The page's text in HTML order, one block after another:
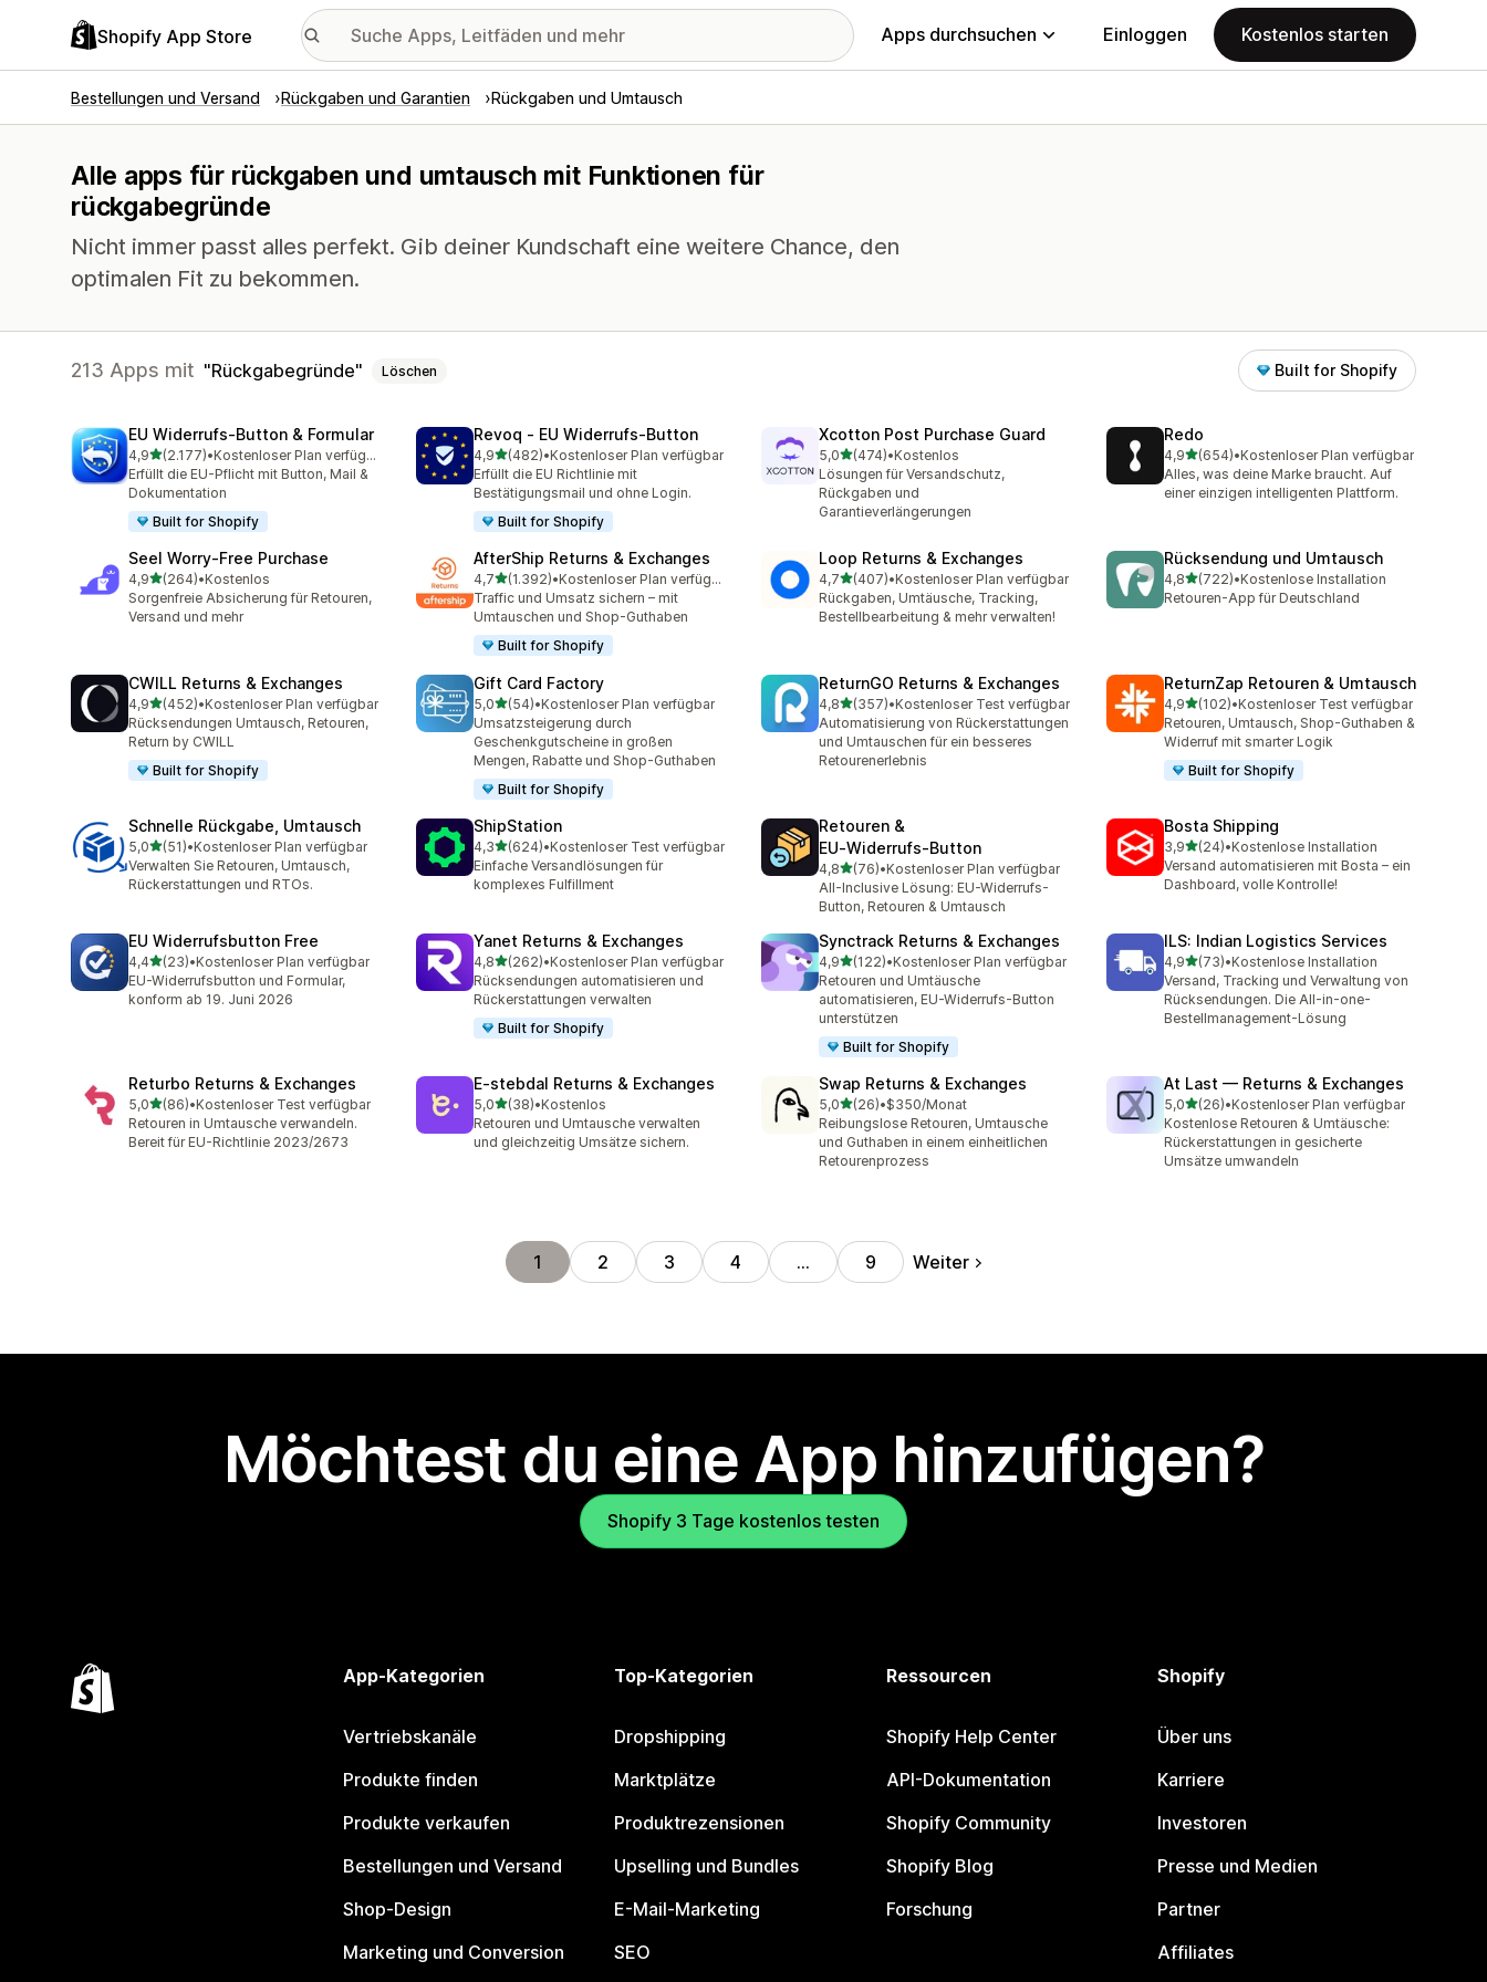
Shopify App Store Apps durchsuchen Einloggen Kostenlos starten
Bestellungen und Versand Rückgaben und Garantien Rückgaben und Umtausch
Alle apps für rückgaben und umtausch mit Funktionen für
rückgabegründe
Nicht immer passt alles perfekt. Gib deiner Kundschaft eine weitere Chance, den
optimalen Fit zu bekommen.
213 Apps mit Rückgabegründe Löschen Built for Shopify
EU Widerrufs‑Button & Formular
4,9von 5 Sternen
(2.177)
2177 Rezensionen insgesamt
•
Kostenloser Plan verfügbar
Erfüllt die EU-Pflicht mit Button, Mail &
Dokumentation
Built for Shopify
Revoq ‑ EU Widerrufs‑Button
4,9von 5 Sternen
(482)
482 Rezensionen insgesamt
•Kostenloser Plan verfügbar
Erfüllt die EU Richtlinie mit
Bestätigungsmail und ohne Login.
Built for Shopify
Xcotton Post Purchase Guard
5,0von 5 Sternen
(474)
474 Rezensionen insgesamt
•Kostenlos
Lösungen für Versandschutz,
Rückgaben und
Garantieverlängerungen
Redo
4,9von 5 Sternen
(654)
654 Rezensionen insgesamt
•Kostenloser Plan verfügbar
Alles, was deine Marke braucht. Auf
einer einzigen intelligenten Plattform.
Seel Worry‑Free Purchase
4,9von 5 Sternen
(264)
264 Rezensionen insgesamt
•Kostenlos
Sorgenfreie Absicherung für Retouren,
Versand und mehr
AfterShip Returns & Exchanges
4,7von 5 Sternen
(1.392)
1392 Rezensionen insgesamt
•
Kostenloser Plan verfügbar
Traffic und Umsatz sichern – mit
Umtauschen und Shop-Guthaben
Built for Shopify
Loop Returns & Exchanges
4,7von 5 Sternen
(407)
407 Rezensionen insgesamt
•Kostenloser Plan verfügbar
Rückgaben, Umtäusche, Tracking,
Bestellbearbeitung & mehr verwalten!
Rücksendung und Umtausch
4,8von 5 Sternen
(722)
722 Rezensionen insgesamt
•Kostenlose Installation
Retouren-App für Deutschland
CWILL Returns & Exchanges
4,9von 5 Sternen
(452)
452 Rezensionen insgesamt
•Kostenloser Plan verfügbar
Rücksendungen Umtausch, Retouren,
Return by CWILL
Built for Shopify
Gift Card Factory
5,0von 5 Sternen
(54)
54 Rezensionen insgesamt
•Kostenloser Plan verfügbar
Umsatzsteigerung durch
Geschenkgutscheine in großen
Mengen, Rabatte und Shop-Guthaben
Built for Shopify
ReturnGO Returns & Exchanges
4,8von 5 Sternen
(357)
357 Rezensionen insgesamt
•Kostenloser Test verfügbar
Automatisierung von Rückerstattungen
und Umtauschen für ein besseres
Retourenerlebnis
ReturnZap Retouren & Umtausch
4,9von 5 Sternen
(102)
102 Rezensionen insgesamt
•Kostenloser Test verfügbar
Retouren, Umtausch, Shop-Guthaben &
Widerruf mit smarter Logik
Built for Shopify
Schnelle Rückgabe, Umtausch
5,0von 5 Sternen
(51)
51 Rezensionen insgesamt
•Kostenloser Plan verfügbar
Verwalten Sie Retouren, Umtausch,
Rückerstattungen und RTOs.
ShipStation
4,3von 5 Sternen
(624)
624 Rezensionen insgesamt
•Kostenloser Test verfügbar
Einfache Versandlösungen für
komplexes Fulfillment
Retouren &
EU‑Widerrufs‑Button
4,8von 5 Sternen
(76)
76 Rezensionen insgesamt
•Kostenloser Plan verfügbar
All-Inclusive Lösung: EU-Widerrufs-
Button, Retouren & Umtausch
Bosta Shipping
3,9von 5 Sternen
(24)
24 Rezensionen insgesamt
•Kostenlose Installation
Versand automatisieren mit Bosta – ein
Dashboard, volle Kontrolle!
EU Widerrufsbutton Free
4,4von 5 Sternen
(23)
23 Rezensionen insgesamt
•Kostenloser Plan verfügbar
EU-Widerrufsbutton und Formular,
konform ab 19. Juni 2026
Yanet Returns & Exchanges
4,8von 5 Sternen
(262)
262 Rezensionen insgesamt
•Kostenloser Plan verfügbar
Rücksendungen automatisieren und
Rückerstattungen verwalten
Built for Shopify
Synctrack Returns & Exchanges
4,9von 5 Sternen
(122)
122 Rezensionen insgesamt
•Kostenloser Plan verfügbar
Retouren und Umtäusche
automatisieren, EU-Widerrufs-Button
unterstützen
Built for Shopify
ILS: Indian Logistics Services
4,9von 5 Sternen
(73)
73 Rezensionen insgesamt
•Kostenlose Installation
Versand, Tracking und Verwaltung von
Rücksendungen. Die All-in-one-
Bestellmanagement-Lösung
Returbo Returns & Exchanges
5,0von 5 Sternen
(86)
86 Rezensionen insgesamt
•Kostenloser Test verfügbar
Retouren in Umtausche verwandeln.
Bereit für EU-Richtlinie 2023/2673
E‑stebdal Returns & Exchanges
5,0von 5 Sternen
(38)
38 Rezensionen insgesamt
•Kostenlos
Retouren und Umtausche verwalten
und gleichzeitig Umsätze sichern.
Swap Returns & Exchanges
5,0von 5 Sternen
(26)
26 Rezensionen insgesamt
•$350/Monat
Reibungslose Retouren, Umtausche
und Guthaben in einem einheitlichen
Retourenprozess
At Last — Returns & Exchanges
5,0von 5 Sternen
(26)
26 Rezensionen insgesamt
•Kostenloser Plan verfügbar
Kostenlose Retouren & Umtäusche:
Rückerstattungen in gesicherte
Umsätze umwandeln
1 2 3 4 … 9 Weiter
Möchtest du eine App hinzufügen?
Shopify 3 Tage kostenlos testen
App-Kategorien
Vertriebskanäle
Produkte finden
Produkte verkaufen
Bestellungen und Versand
Shop-Design
Marketing und Conversion
Top-Kategorien
Dropshipping
Marktplätze
Produktrezensionen
Upselling und Bundles
E-Mail-Marketing
SEO
Ressourcen
Shopify Help Center
API-Dokumentation
Shopify Community
Shopify Blog
Forschung
Shopify
Über uns
Karriere
Investoren
Presse und Medien
Partner
Affiliates